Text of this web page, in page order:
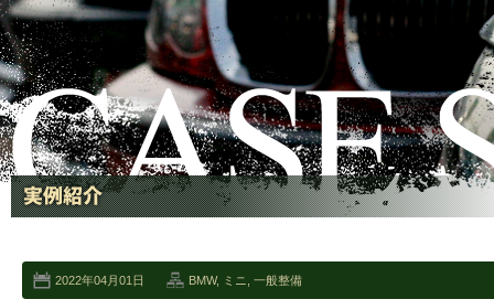
2022年04月01日 BMW, ミニ 一般整備